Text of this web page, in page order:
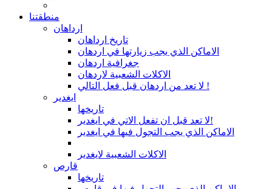
منطقتنا
ارداهان
تاريخ ارداهان
الاماكن الذي يجب زيارتها في اردهان
جغرافية اردهان
الاكلات الشعبية لاردهان
لا تعد من اردهان قبل فعل التالي !
ايغدير
تاريخها
لا تعد قبل ان تفعل الاتي في ايغدير!
الاماكن الذي يجب التجول فيها في ايغدير
الاكلات الشعبية لايغدير
قارص
تاريخها